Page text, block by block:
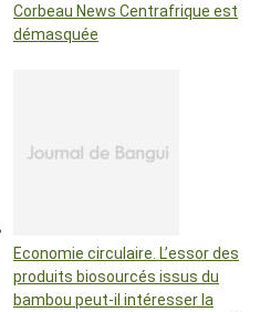
Corbeau News Centrafrique est
démasquée
Economie circulaire. L’essor des
produits biosourcés issus du
bambou peut-il intéresser la